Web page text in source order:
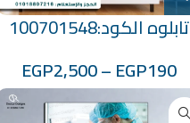
تابلوه الكود:100701548
EGP190
–
EGP2,500